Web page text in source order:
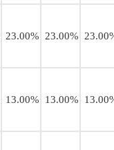
23.00% 23.00%
13.00% 13.00%